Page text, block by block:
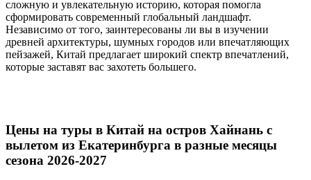
сложную и увлекательную историю, которая помогла
сформировать современный глобальный ландшафт.
Независимо от того, заинтересованы ли вы в изучении
древней архитектуры, шумных городов или впечатляющих
пейзажей, Китай предлагает широкий спектр впечатлений,
которые заставят вас захотеть большего.
Цены на туры в Китай на остров Хайнань с
вылетом из Екатеринбурга в разные месяцы
сезона 2026-2027